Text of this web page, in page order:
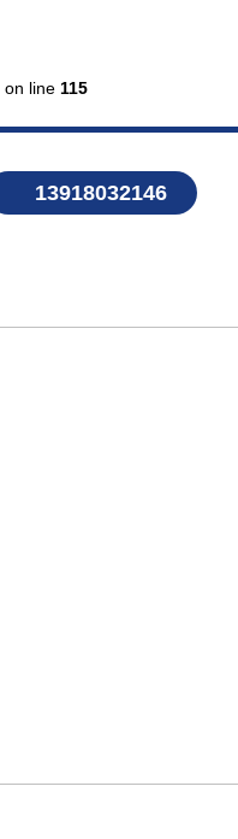
on line 115
13918032146